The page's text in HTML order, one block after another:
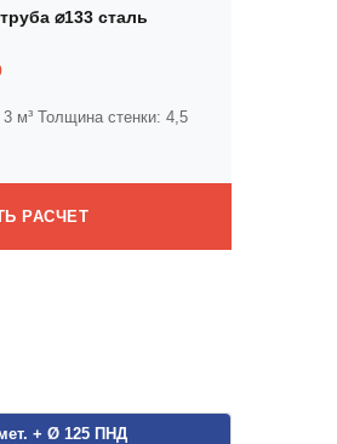
⌀133 сталь
3 м³ Толщина стенки: 4,5
РАСЧЕТ
+ Ø 125 ПНД